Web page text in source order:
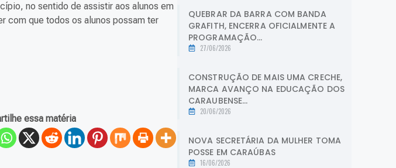
no sentido de assistir aos alunos em
com que todos os alunos possam ter
essa matéria
QUEBRAR DA BARRA COM BANDA
GRAFITH, ENCERRA OFICIALMENTE A
PROGRAMAÇÃO...
27/06/2026
CONSTRUÇÃO DE MAIS UMA CRECHE,
MARCA AVANÇO NA EDUCAÇÃO DOS
CARAUBENSE...
20/06/2026
NOVA SECRETÁRIA DA MULHER TOMA
POSSE EM CARAÚBAS
16/06/2026